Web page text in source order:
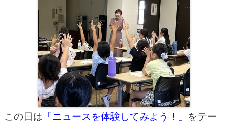
この日は 「ニュースを体験してみよう！」 をテー